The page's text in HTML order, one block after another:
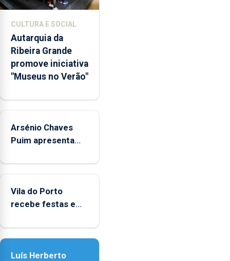
núcleos
integrados
na
Rede
Municipal
de
aos
durante
o
de
entre
as
e
as
18h00.
CULTURA E SOCIAL
Autarquia da
Ribeira Grande
promove iniciativa
"Museus no Verão"
Arsénio Chaves
Puim apresenta
de Vila do Porto
Vila do Porto
recebe festas em
Senhora da
Luís Herberto